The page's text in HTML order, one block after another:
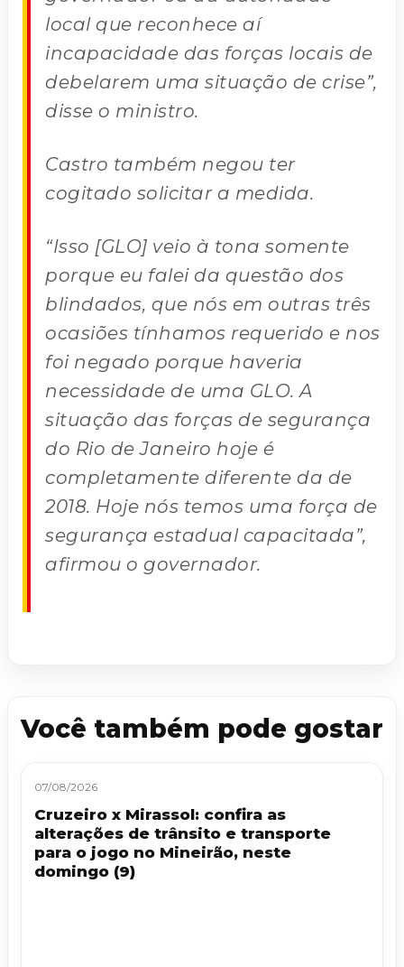
local que reconhece aí
incapacidade das forças locais de
debelarem uma situação de crise”,
disse o ministro.
Castro também negou ter
cogitado solicitar a medida.
“Isso [GLO] veio à tona somente
porque eu falei da questão dos
blindados, que nós em outras três
ocasiões tínhamos requerido e nos
foi negado porque haveria
necessidade de uma GLO. A
situação das forças de segurança
do Rio de Janeiro hoje é
completamente diferente da de
2018. Hoje nós temos uma força de
segurança estadual capacitada”,
afirmou o governador.
Você também pode gostar
07/08/2026
Cruzeiro x Mirassol: confira as
alterações de trânsito e transporte
para o jogo no Mineirão, neste
domingo (9)